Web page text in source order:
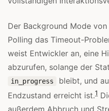
Der Background Mode
Polling das Timeout-
weist Entwickler an, eine
abzurufen, solange der
in_progress
bleibt, und
Endzustand erreicht ist.1